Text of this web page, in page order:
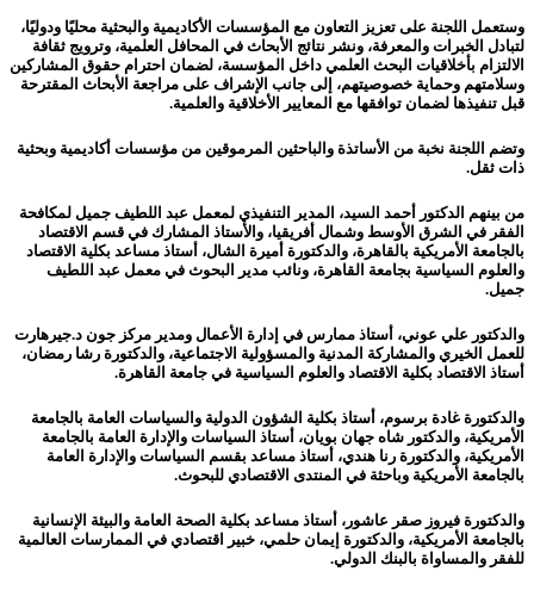
وستعمل اللجنة على تعزيز التعاون مع المؤسسات الأكاديمية والبحثية محليًا ودوليًا،
لتبادل الخبرات والمعرفة، ونشر نتائج الأبحاث في المحافل العلمية، وترويج ثقافة
الالتزام بأخلاقيات البحث العلمي داخل المؤسسة، لضمان احترام حقوق المشاركين
وسلامتهم وحماية خصوصيتهم، إلى جانب الإشراف على مراجعة الأبحاث المقترحة
قبل تنفيذها لضمان توافقها مع المعايير الأخلاقية والعلمية.
وتضم اللجنة نخبة من الأساتذة والباحثين المرموقين من مؤسسات أكاديمية وبحثية
ذات ثقل.
من بينهم الدكتور أحمد السيد، المدير التنفيذي لمعمل عبد اللطيف جميل لمكافحة
الفقر في الشرق الأوسط وشمال أفريقيا، والأستاذ المشارك في قسم الاقتصاد
بالجامعة الأمريكية بالقاهرة، والدكتورة أميرة الشال، أستاذ مساعد بكلية الاقتصاد
والعلوم السياسية بجامعة القاهرة، ونائب مدير البحوث في معمل عبد اللطيف
جميل.
والدكتور علي عوني، أستاذ ممارس في إدارة الأعمال ومدير مركز جون د.جيرهارت
للعمل الخيري والمشاركة المدنية والمسؤولية الاجتماعية، والدكتورة رشا رمضان،
أستاذ الاقتصاد بكلية الاقتصاد والعلوم السياسية في جامعة القاهرة.
والدكتورة غادة برسوم، أستاذ بكلية الشؤون الدولية والسياسات العامة بالجامعة
الأمريكية، والدكتور شاه جهان بويان، أستاذ السياسات والإدارة العامة بالجامعة
الأمريكية، والدكتورة رنا هندي، أستاذ مساعد بقسم السياسات والإدارة العامة
بالجامعة الأمريكية وباحثة في المنتدى الاقتصادي للبحوث.
والدكتورة فيروز صقر عاشور، أستاذ مساعد بكلية الصحة العامة والبيئة الإنسانية
بالجامعة الأمريكية، والدكتورة إيمان حلمي، خبير اقتصادي في الممارسات العالمية
للفقر والمساواة بالبنك الدولي.